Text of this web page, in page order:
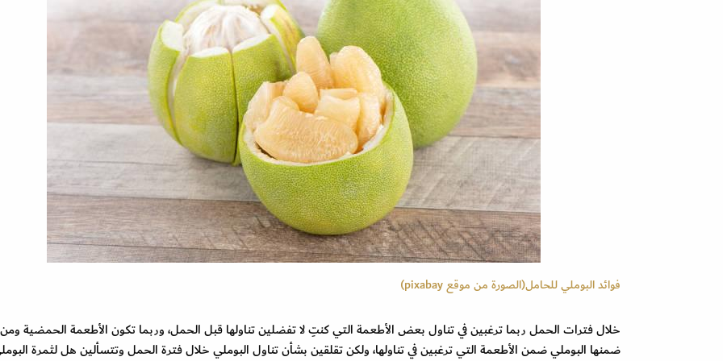
فوائد البوملي للحامل(الصورة من موقع pixabay)
خلال فترات الحمل ربما ترغبين في تناول بعض الأطعمة التي كنتِ لا تفضلين تناولها قبل الحمل، وربما تكون الأطعمة الحمضية ومن
ضمنها البوملي ضمن الأطعمة التي ترغبين في تناولها، ولكن تقلقين بشأن تناول البوملي خلال فترة الحمل وتتسألين هل لثمرة